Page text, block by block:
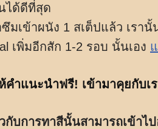
ได้ดีที่สุด
มเข้าผนัง 1 สเต็ปแล้ว เรา
เพิ่มอีกสัก 1-2 รอบ นั้นเอง
ำแนะนำฟรี! เข้ามาคุยกับเ
บการทาสีนั้นสามารถเข้าไ